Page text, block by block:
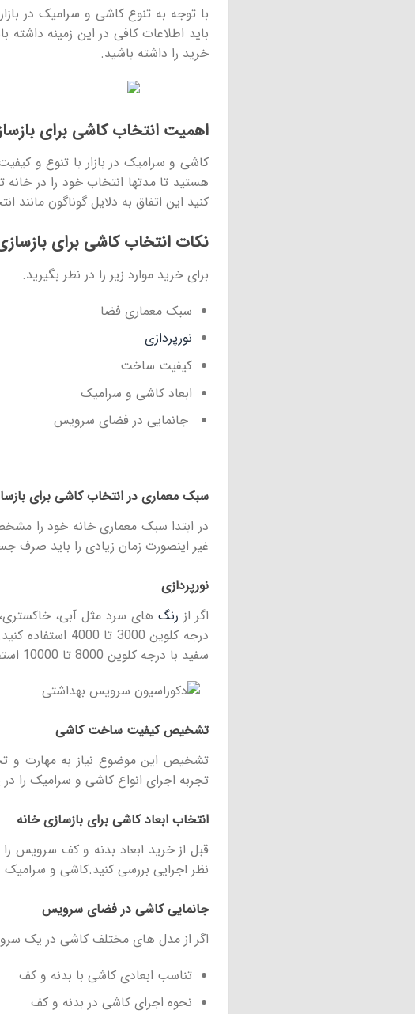
با توجه به تنوع کاشی و سرامیک در
باید اطلاعات کافی در این زمینه
خرید را داشته باشید.
اهمیت انتخاب کاشی برای
کاشی و سرامیک در بازار با تنوع و
هستید تا مدتها انتخاب خود را در
کنید این اتفاق به دلایل گوناگون
نکات انتخاب کاشی برای
برای خرید موارد زیر را در نظر بگیرید.
سبک معماری فضا
نورپردازی
کیفیت ساخت
ابعاد کاشی و سرامیک
جانمایی در فضای سرویس
سبک معماری در انتخاب کاشی برای
در ابتدا سبک معماری خانه خود را
غیر اینصورت زمان زیادی را باید صرف
نورپردازی
اگر از رنگهای سرد مثل آبی، خاکستری،
درجه کلوین
سفید با درجه کلوین 8000 تا 10000 استفاده کنید.
تشخیص کیفیت ساخت کاشی
تشخیص این موضوع نیاز به مهارت و
تجربه اجرای انواع کاشی و سرامیک را
انتخاب ابعاد کاشی برای بازسازی خانه
قبل از خرید ابعاد بدنه و کف سرویس را
نظر اجرایی بررسی کنید.کاشی و
جانمایی کاشی در فضای سرویس
اگر از مدل های مختلف کاشی در یک
تناسب ابعادی کاشی با بدنه و کف
نحوه اجرای کاشی در بدنه و کف